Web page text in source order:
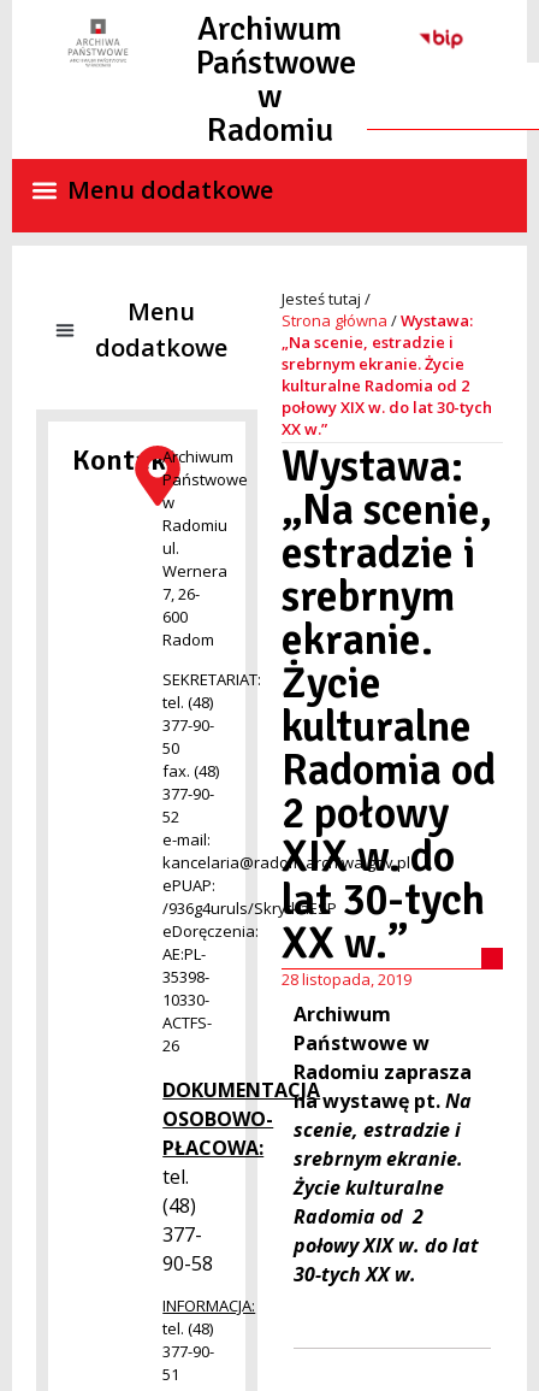
Archiwum
Państwowe
w
Radomiu
KontaktArchiwum
Państwowe
w
Radomiu
ul.
Wernera
7, 26-
600
Radom
SEKRETARIAT:
tel. (48)
377-90-
50
fax. (48)
377-90-
52
e-mail:
kancelaria@radom.archiwa.gov.pl
ePUAP:
/936g4uruls/SkrytkaESP
eDoręczenia:
AE:PL-
35398-
10330-
ACTFS-
26
DOKUMENTACJA
OSOBOWO-
PŁACOWA:
tel.
(48)
377-
90-58
INFORMACJA:
tel. (48)
377-90-
51
Strona główna /Wystawa:
„Na scenie, estradzie i
srebrnym ekranie. Życie
kulturalne Radomia od 2
połowy XIX w. do lat 30-tych
XX w.”
Wystawa:
„Na scenie,
estradzie i
srebrnym
ekranie.
Życie
kulturalne
Radomia od
2 połowy
XIX w. do
lat 30-tych
XX w.”
28 listopada, 2019
Archiwum
Państwowe w
Radomiu zaprasza
na wystawę pt.Na
scenie, estradzie i
srebrnym ekranie.
Życie kulturalne
Radomia od 2
połowy XIX w. do lat
30-tych XX w.